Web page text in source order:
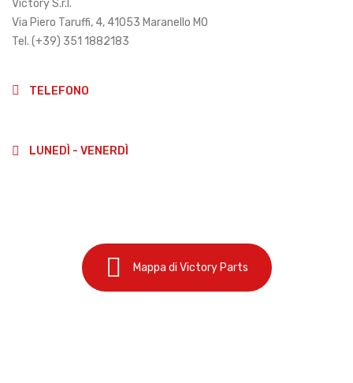
Victory S.r.l.
Via Piero Taruffi, 4, 41053 Maranello MO
Tel. (+39) 351 1882183
TELEFONO
LUNEDÌ - VENERDÌ
Mappa di Victory Parts